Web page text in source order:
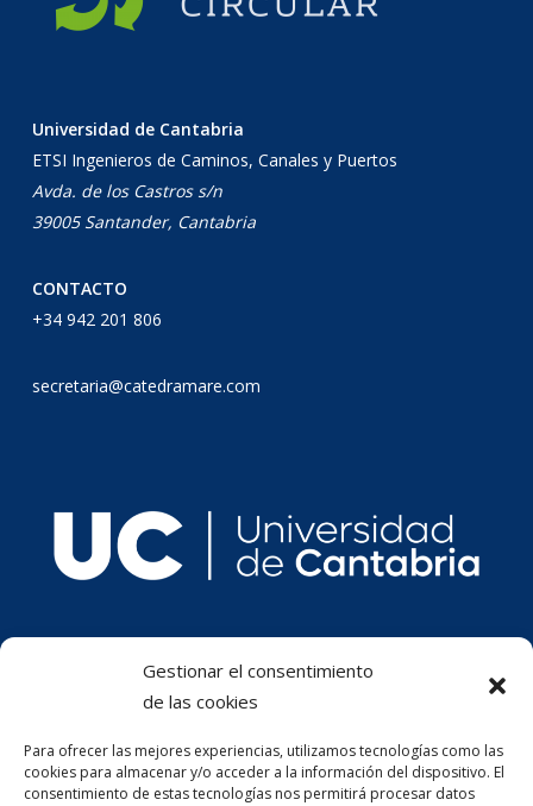
Gestionar el consentimiento
de las cookies
Para ofrecer las mejores experiencias, utilizamos tecnologías como las
cookies para almacenar y/o acceder a la información del dispositivo. El
consentimiento de estas tecnologías nos permitirá procesar datos
Universidad de Cantabria
ETSI Ingenieros de Caminos, Canales y Puertos
Avda. de los Castros s/n
39005 Santander, Cantabria
CONTACTO
+34 942 201 806
secretaria@catedramare.com